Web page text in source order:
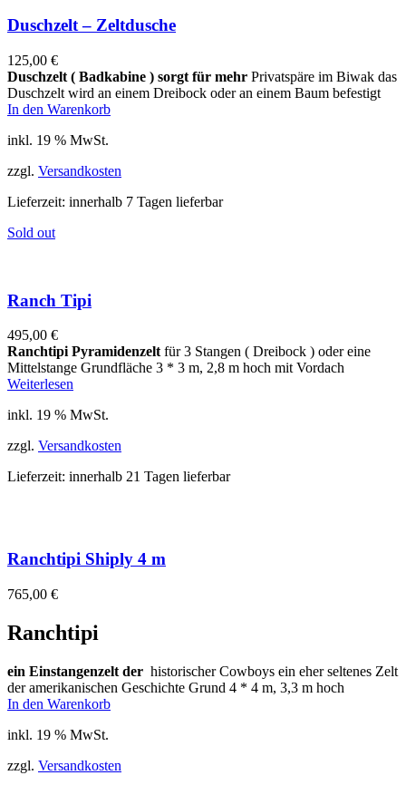
Duschzelt – Zeltdusche
125,00 €
Duschzelt ( Badkabine ) sorgt für mehr Privatspäre im Biwak das
Duschzelt wird an einem Dreibock oder an einem Baum befestigt
In den Warenkorb
inkl. 19 % MwSt.
zzgl. Versandkosten
Lieferzeit: innerhalb 7 Tagen lieferbar
Sold out
Ranch Tipi
495,00 €
Ranchtipi Pyramidenzeltfür 3 Stangen ( Dreibock ) oder eine
Mittelstange Grundfläche 3 * 3 m, 2,8 m hoch mit Vordach
Weiterlesen
inkl. 19 % MwSt.
zzgl. Versandkosten
Lieferzeit: innerhalb 21 Tagen lieferbar
Ranchtipi Shiply 4 m
765,00 €
Ranchtipi
ein Einstangenzelt der historischer Cowboys ein eher seltenes Zelt
der amerikanischen Geschichte Grund 4 * 4 m, 3,3 m hoch
In den Warenkorb
inkl. 19 % MwSt.
zzgl. Versandkosten